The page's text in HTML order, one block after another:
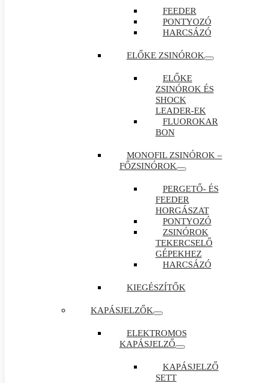
FEEDER
PONTYOZÓ
HARCSÁZÓ
ELŐKE ZSINÓROK
ELŐKE
ZSINÓROK ÉS
SHOCK
LEADER-EK
FLUOROKAR
BON
MONOFIL ZSINÓROK –
FŐZSINÓROK
PERGETŐ- ÉS
FEEDER
HORGÁSZAT
PONTYOZÓ
ZSINÓROK
TEKERCSELŐ
GÉPEKHEZ
HARCSÁZÓ
KIEGÉSZÍTŐK
KAPÁSJELZŐK
ELEKTROMOS
KAPÁSJELZŐ
KAPÁSJELZŐ
SETT